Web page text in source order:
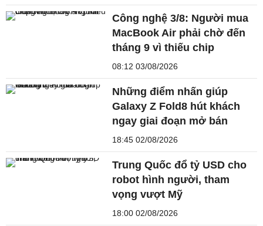
Công nghệ 3/8: Người mua
MacBook Air phải chờ đến
tháng 9 vì thiếu chip
08:12 03/08/2026
Những điểm nhấn giúp
Galaxy Z Fold8 hút khách
ngay giai đoạn mở bán
18:45 02/08/2026
Trung Quốc đổ tỷ USD cho
robot hình người, tham
vọng vượt Mỹ
18:00 02/08/2026